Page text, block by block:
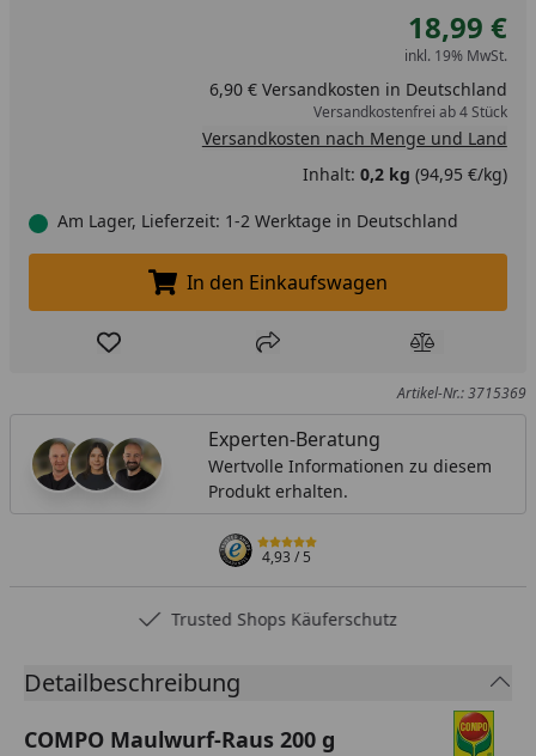
18,99 €
inkl. 19% MwSt.
6,90 € Versandkosten in Deutschland
Versandkostenfrei ab 4 Stück
Versandkosten nach Menge und Land
Inhalt: 0,2 kg (94,95 €/kg)
Am Lager, Lieferzeit: 1-2 Werktage in Deutschland
In den Einkaufswagen legen
In den Einkaufswagen
Produkt zur Wunschliste hinzufügen
Teilen Produkt
Artikel-Nr.: 3715369
Experten-Beratung
Wertvolle Informationen zu diesem
Produkt erhalten.
4,93/ 5
Trusted Shops Käuferschutz
Detailbeschreibung
COMPO Maulwurf-Raus 200 g